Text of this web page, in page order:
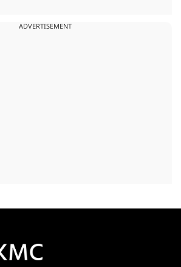
ADVERTISEMENT